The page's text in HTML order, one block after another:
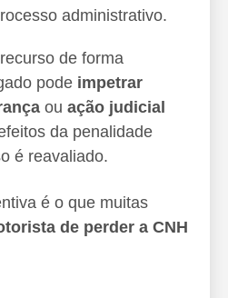
administrativo.
de forma
pode impetrar
ou ação judicial
da penalidade
é reavaliado.
é o que muitas
de perder a CNH